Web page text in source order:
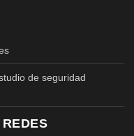
de seguridad